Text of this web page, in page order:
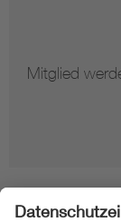
Mitglied